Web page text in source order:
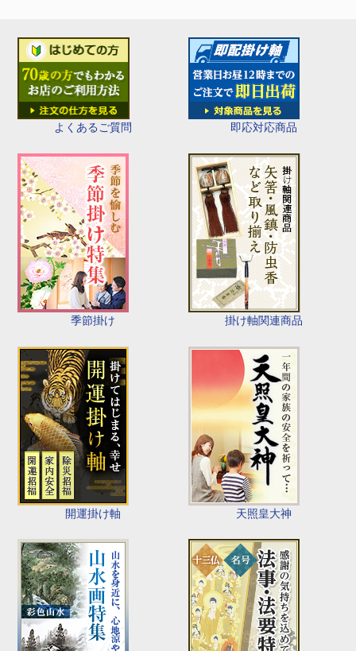
よくあるご質問 即応対応商品
季節掛け 掛け軸関連商品
開運掛け軸 天照皇大神